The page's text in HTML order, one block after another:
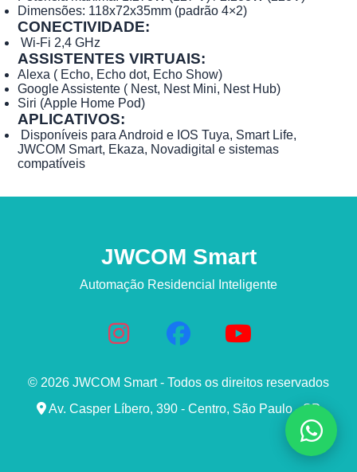
Dimensões: 118x72x35mm (padrão 4×2)
CONECTIVIDADE:
Wi-Fi 2,4 GHz
ASSISTENTES VIRTUAIS:
Alexa ( Echo, Echo dot, Echo Show)
Google Assistente ( Nest, Nest Mini, Nest Hub)
Siri (Apple Home Pod)
APLICATIVOS:
Disponíveis para Android e IOS Tuya, Smart Life,
JWCOM Smart, Ekaza, Novadigital e sistemas
compatíveis
JWCOM Smart
Automação Residencial Inteligente
© 2026 JWCOM Smart - Todos os direitos reservados
Av. Casper Líbero, 390 - Centro, São Paulo - SP